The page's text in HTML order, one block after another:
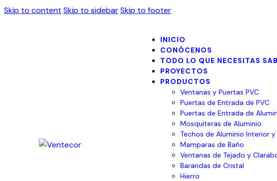
Skip to content Skip to sidebarSkip to footer
INICIO
CONÓCENOS
TODO LO QUE NECESITAS
PROYECTOS
PRODUCTOS
Ventanas y Puertas PVC
Puertas de Entrada de PVC
Puertas de Entrada de
Mosquiteras de Aluminio
Techos de Aluminio Interior
Mamparas de Baño
Ventanas de Tejado y
Barandas de Cristal
Hierro